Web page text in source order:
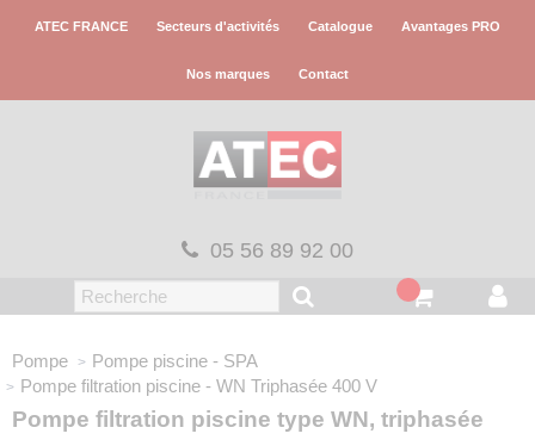
ATEC FRANCE Secteurs d'activités Catalogue Avantages PRO
Nos marques Contact
05 56 89 92 00
Pompe
Pompe piscine - SPA
Pompe filtration piscine - WN Triphasée 400 V
Pompe filtration piscine type WN, triphasée